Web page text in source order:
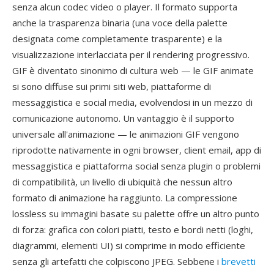
senza alcun codec video o player. Il formato supporta
anche la trasparenza binaria (una voce della palette
designata come completamente trasparente) e la
visualizzazione interlacciata per il rendering progressivo.
GIF è diventato sinonimo di cultura web — le GIF animate
si sono diffuse sui primi siti web, piattaforme di
messaggistica e social media, evolvendosi in un mezzo di
comunicazione autonomo. Un vantaggio è il supporto
universale all'animazione — le animazioni GIF vengono
riprodotte nativamente in ogni browser, client email, app di
messaggistica e piattaforma social senza plugin o problemi
di compatibilità, un livello di ubiquità che nessun altro
formato di animazione ha raggiunto. La compressione
lossless su immagini basate su palette offre un altro punto
di forza: grafica con colori piatti, testo e bordi netti (loghi,
diagrammi, elementi UI) si comprime in modo efficiente
senza gli artefatti che colpiscono JPEG. Sebbene i brevetti